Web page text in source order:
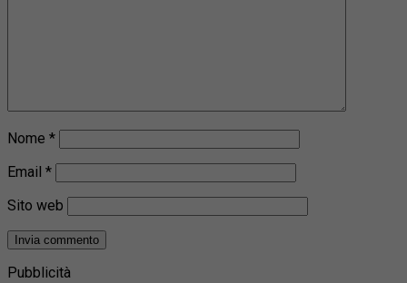
Nome *
Email *
Sito web
Pubblicità